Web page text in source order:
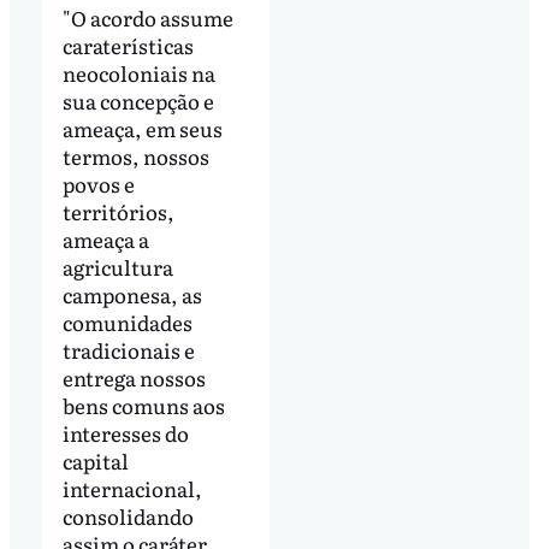
"O acordo assume
caraterísticas
neocoloniais na
sua concepção e
ameaça, em seus
termos, nossos
povos e
territórios,
ameaça a
agricultura
camponesa, as
comunidades
tradicionais e
entrega nossos
bens comuns aos
interesses do
capital
internacional,
consolidando